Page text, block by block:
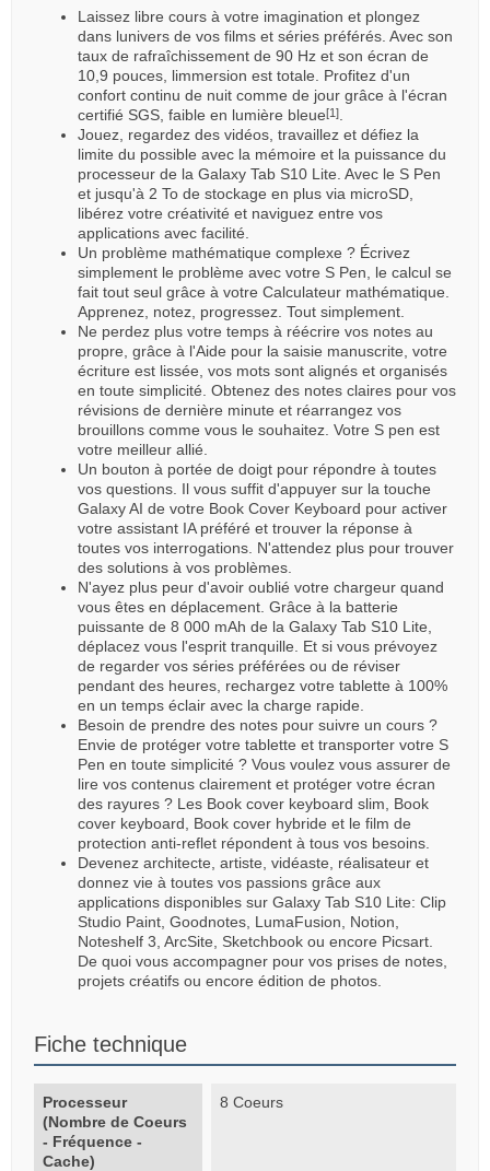
Laissez libre cours à votre imagination et plongez
dans lunivers de vos films et séries préférés. Avec son
taux de rafraîchissement de 90 Hz et son écran de
10,9 pouces, limmersion est totale. Profitez d'un
confort continu de nuit comme de jour grâce à l'écran
certifié SGS, faible en lumière bleue[1]
Jouez, regardez des vidéos, travaillez et défiez la
limite du possible avec la mémoire et la puissance du
processeur de la Galaxy Tab S10 Lite. Avec le S Pen
et jusqu'à 2 To de stockage en plus via microSD,
libérez votre créativité et naviguez entre vos
applications avec facilité.
Un problème mathématique complexe ? Écrivez
simplement le problème avec votre S Pen, le calcul se
fait tout seul grâce à votre Calculateur mathématique.
Apprenez, notez, progressez. Tout simplement.
Ne perdez plus votre temps à réécrire vos notes au
propre, grâce à l'Aide pour la saisie manuscrite, votre
écriture est lissée, vos mots sont alignés et organisés
en toute simplicité. Obtenez des notes claires pour vos
révisions de dernière minute et réarrangez vos
brouillons comme vous le souhaitez. Votre S pen est
votre meilleur allié.
Un bouton à portée de doigt pour répondre à toutes
vos questions. Il vous suffit d'appuyer sur la touche
Galaxy AI de votre Book Cover Keyboard pour activer
votre assistant IA préféré et trouver la réponse à
toutes vos interrogations. N'attendez plus pour trouver
des solutions à vos problèmes.
N'ayez plus peur d'avoir oublié votre chargeur quand
vous êtes en déplacement. Grâce à la batterie
puissante de 8 000 mAh de la Galaxy Tab S10 Lite,
déplacez vous l'esprit tranquille. Et si vous prévoyez
de regarder vos séries préférées ou de réviser
pendant des heures, rechargez votre tablette à 100%
en un temps éclair avec la charge rapide.
Besoin de prendre des notes pour suivre un cours ?
Envie de protéger votre tablette et transporter votre S
Pen en toute simplicité ? Vous voulez vous assurer de
lire vos contenus clairement et protéger votre écran
des rayures ? Les Book cover keyboard slim, Book
cover keyboard, Book cover hybride et le film de
protection anti-reflet répondent à tous vos besoins.
Devenez architecte, artiste, vidéaste, réalisateur et
donnez vie à toutes vos passions grâce aux
applications disponibles sur Galaxy Tab S10 Lite: Clip
Studio Paint, Goodnotes, LumaFusion, Notion,
Noteshelf 3, ArcSite, Sketchbook ou encore Picsart.
De quoi vous accompagner pour vos prises de notes,
projets créatifs ou encore édition de photos.
Fiche technique
Processeur
(Nombre de Coeurs
- Fréquence -
Cache)
8 Coeurs